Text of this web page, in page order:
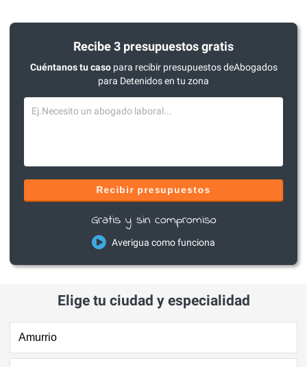
Recibe 3 presupuestos gratis
Cuéntanos tu casopara recibir presupuestos deAbogados
para Detenidos en tu zona
Recibir presupuestos
Gratis y sin compromiso
Averigua como funciona
Elige tu ciudad y especialidad